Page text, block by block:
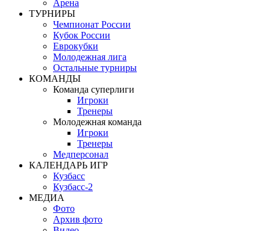
Арена
ТУРНИРЫ
Чемпионат России
Кубок России
Еврокубки
Молодежная лига
Остальные турниры
КОМАНДЫ
Команда суперлиги
Игроки
Тренеры
Молодежная команда
Игроки
Тренеры
Медперсонал
КАЛЕНДАРЬ ИГР
Кузбасс
Кузбасс-2
МЕДИА
Фото
Архив фото